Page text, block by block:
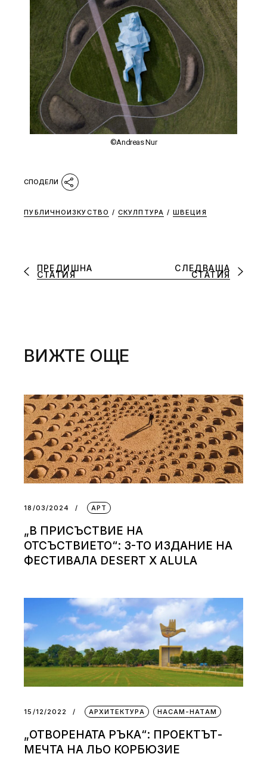
©Andreas Nur
ПУБЛИЧНОИЗКУСТВО / СКУЛПТУРА / ШВЕЦИЯ
ПРЕДИШНА
СТАТИЯ
СЛЕДВАЩА
СТАТИЯ
ВИЖТЕ ОЩЕ
18/03/2024 АРТ
„В ПРИСЪСТВИЕ НА
ОТСЪСТВИЕТО“: 3-ТО ИЗДАНИЕ НА
ФЕСТИВАЛА DESERT X ALULA
15/12/2022 АРХИТЕКТУРА НАСАМ-НАТАМ
„ОТВОРЕНАТА РЪКА“: ПРОЕКТЪТ-
МЕЧТА НА ЛЬО КОРБЮЗИЕ